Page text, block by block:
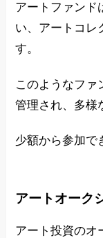
アートファンド
い、アートコレ
す。
このようなファ
管理され、多様
少額から参加で
アートオーク
アート投資のオ